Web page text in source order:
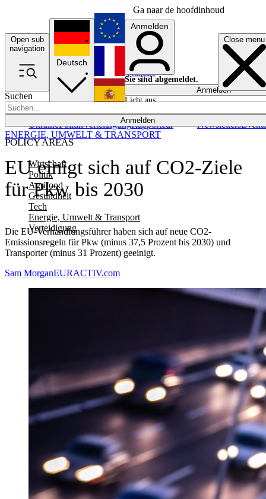
Ga naar de hoofdinhoud
Open sub
navigation
Close menu
Suchen
Anmelden
POLICY AREAS
Wirtschaft
Politik
Agrifood
Gesundheit
Tech
Energie, Umwelt & Transport
Verteidigung
UkrainePolitikVerteidigungRapporteur NewslettersEvents
Deutsch
English
Français
Anmelden
Sie sind abgemeldet.
Anmelden
Licht aus
EU einigt sich auf CO2-Ziele
für Pkw bis 2030
Die EU-Verhandlungsführer haben sich auf neue CO2-
Emissionsregeln für Pkw (minus 37,5 Prozent bis 2030) und
Transporter (minus 31 Prozent) geeinigt.
ENERGIE, UMWELT & TRANSPORT
Sam MorganEURACTIV.com